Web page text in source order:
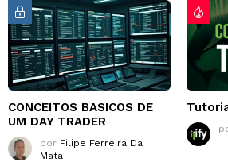
CONCEITOS BASICOS DE
UM DAY TRADER
por Filipe Ferreira Da
Mata